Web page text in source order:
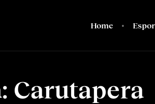
Home
Carutapera